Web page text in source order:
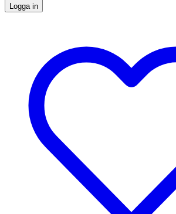
Logga in